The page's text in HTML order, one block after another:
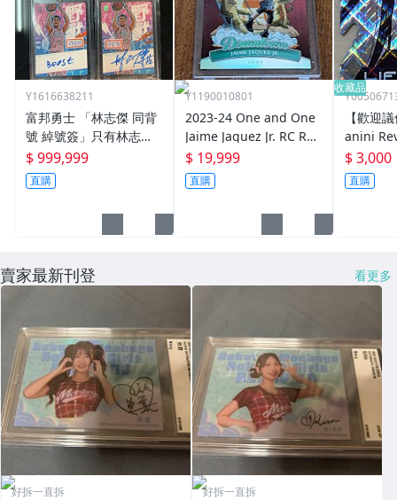
Y1616638211
富邦勇士 「林志傑 同背
號 綽號簽」只有林志傑2
款各發行25張
$ 999,999
直購
Y1190010801
2023-24 One and One
Jaime Jaquez Jr. RC Roo
kie Downtown
$ 19,999
直購
收藏品
【歡迎
anini
f!
$ 3,000
直購
賣家最新刊登 看更多
好拆一直拆 好拆一直拆